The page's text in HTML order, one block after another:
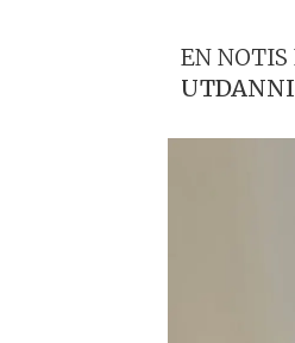
EN NOTIS